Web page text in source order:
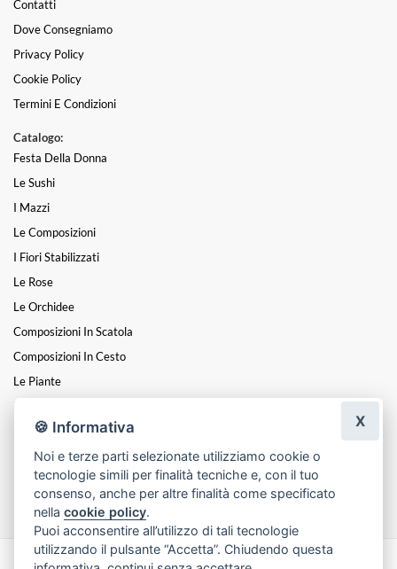
Contatti
Dove Consegniamo
Privacy Policy
Cookie Policy
Termini E Condizioni
Catalogo:
Festa Della Donna
Le Sushi
I Mazzi
Le Composizioni
I Fiori Stabilizzati
Le Rose
Le Orchidee
Composizioni In Scatola
Composizioni In Cesto
Le Piante
Fiori A Steli
I Centrotavola
I Cuori
Funebre
🍪 Informativa
Noi e terze parti selezionate utilizziamo cookie o
tecnologie simili per finalità tecniche e, con il tuo
consenso, anche per altre finalità come specificato
nellacookie policy.
Puoi acconsentire all’utilizzo di tali tecnologie
utilizzando il pulsante “Accetta”. Chiudendo questa
X